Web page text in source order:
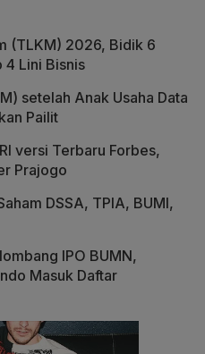
(TLKM) 2026, Bidik 6
4 Lini Bisnis
setelah Anak Usaha Data
Pailit
versi Terbaru Forbes,
Prajogo
DSSA, TPIA, BUMI,
IPO BUMN,
Masuk Daftar